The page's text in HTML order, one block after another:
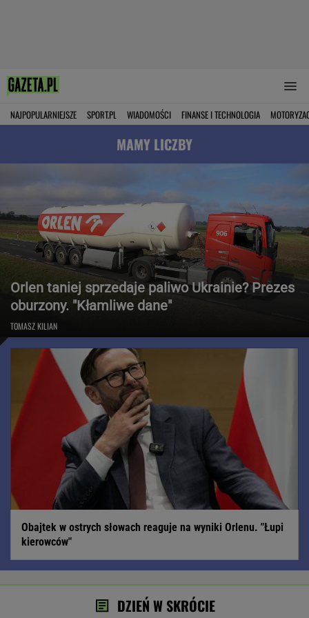
NAJPOPULARNIEJSZE SPORT.PL WIADOMOŚCI FINANSE I TECHNOLOGIA
MAMY LICZBY
Orlen taniej sprzedaje paliwo Ukrainie? Prezes
oburzony. "Kłamliwe dane"
TOMASZ KILIAN
Obajtek w ostrych słowach reaguje na wyniki Orlenu. "Łupi
kierowców"
DZIEŃ W SKRÓCIE